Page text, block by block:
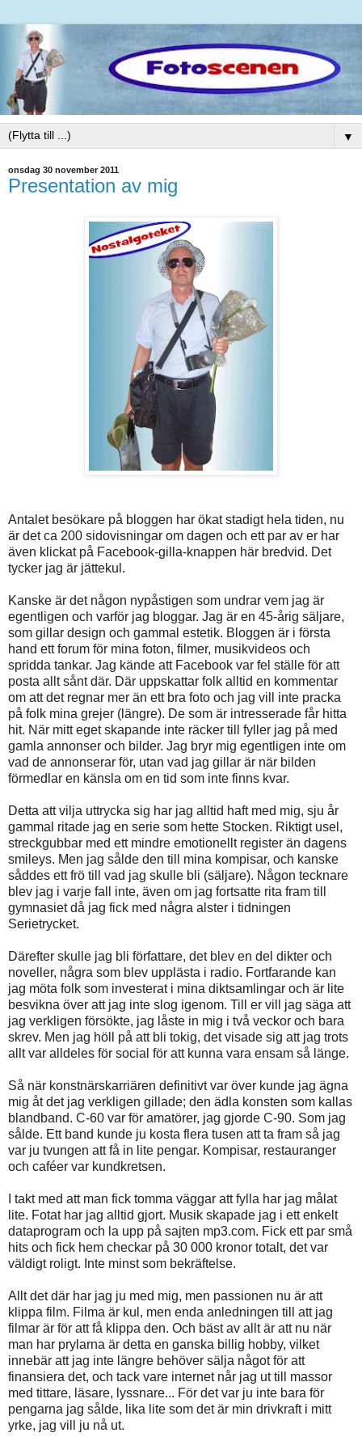
▼
onsdag 30 november 2011
Presentation av mig
Antalet besökare på bloggen har ökat stadigt hela tiden, nu
är det ca 200 sidovisningar om dagen och ett par av er har
även klickat på Facebook-gilla-knappen här bredvid. Det
tycker jag är jättekul.
Kanske är det någon nypåstigen som undrar vem jag är
egentligen och varför jag bloggar. Jag är en 45-årig säljare,
som gillar design och gammal estetik. Bloggen är i första
hand ett forum för mina foton, filmer, musikvideos och
spridda tankar. Jag kände att Facebook var fel ställe för att
posta allt sånt där. Där uppskattar folk alltid en kommentar
om att det regnar mer än ett bra foto och jag vill inte pracka
på folk mina grejer (längre). De som är intresserade får hitta
hit. När mitt eget skapande inte räcker till fyller jag på med
gamla annonser och bilder. Jag bryr mig egentligen inte om
vad de annonserar för, utan vad jag gillar är när bilden
förmedlar en känsla om en tid som inte finns kvar.
Detta att vilja uttrycka sig har jag alltid haft med mig, sju år
gammal ritade jag en serie som hette Stocken. Riktigt usel,
streckgubbar med ett mindre emotionellt register än dagens
smileys. Men jag sålde den till mina kompisar, och kanske
såddes ett frö till vad jag skulle bli (säljare). Någon tecknare
blev jag i varje fall inte, även om jag fortsatte rita fram till
gymnasiet då jag fick med några alster i tidningen
Serietrycket.
Därefter skulle jag bli författare, det blev en del dikter och
noveller, några som blev upplästa i radio. Fortfarande kan
jag möta folk som investerat i mina diktsamlingar och är lite
besvikna över att jag inte slog igenom. Till er vill jag säga att
jag verkligen försökte, jag låste in mig i två veckor och bara
skrev. Men jag höll på att bli tokig, det visade sig att jag trots
allt var alldeles för social för att kunna vara ensam så länge.
Så när konstnärskarriären definitivt var över kunde jag ägna
mig åt det jag verkligen gillade; den ädla konsten som kallas
blandband. C-60 var för amatörer, jag gjorde C-90. Som jag
sålde. Ett band kunde ju kosta flera tusen att ta fram så jag
var ju tvungen att få in lite pengar. Kompisar, restauranger
och caféer var kundkretsen.
I takt med att man fick tomma väggar att fylla har jag målat
lite. Fotat har jag alltid gjort. Musik skapade jag i ett enkelt
dataprogram och la upp på sajten mp3.com. Fick ett par små
hits och fick hem checkar på 30 000 kronor totalt, det var
väldigt roligt. Inte minst som bekräftelse.
Allt det där har jag ju med mig, men passionen nu är att
klippa film. Filma är kul, men enda anledningen till att jag
filmar är för att få klippa den. Och bäst av allt är att nu när
man har prylarna är detta en ganska billig hobby, vilket
innebär att jag inte längre behöver sälja något för att
finansiera det, och tack vare internet når jag ut till massor
med tittare, läsare, lyssnare... För det var ju inte bara för
pengarna jag sålde, lika lite som det är min drivkraft i mitt
yrke, jag vill ju nå ut.